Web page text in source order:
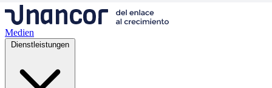
Medien
Dienstleistungen